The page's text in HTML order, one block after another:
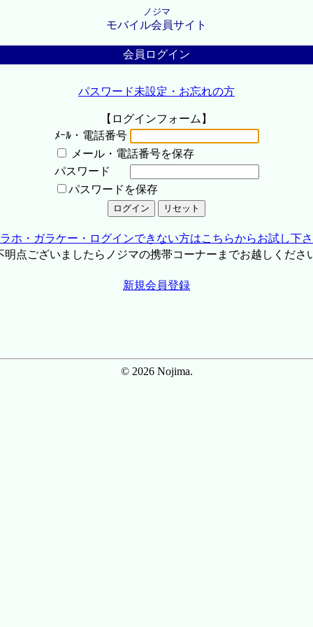
ノジマ
モバイル会員サイト
会員ログイン
パスワード未設定・お忘れの方
【ログインフォーム】
ﾒｰﾙ・電話番号
メール・電話番号を保存
パスワード
パスワードを保存
ホ・ガラケー・ログインできない方はこちらからお試し下
点ございましたらノジマの携帯コーナーまでお越しくださ
新規会員登録
© 2026 Nojima.